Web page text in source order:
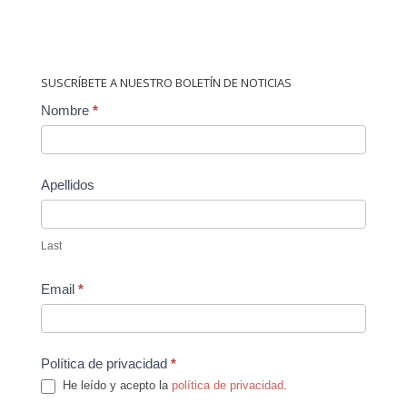
SUSCRÍBETE A NUESTRO BOLETÍN DE NOTICIAS
Contact
Nombre *
Apellidos
Last
Email *
Política de privacidad *
He leído y acepto la política de privacidad.